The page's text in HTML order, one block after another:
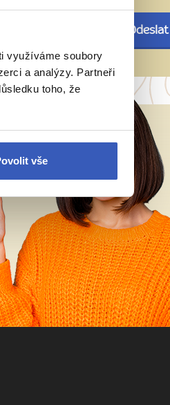
využíváme soubory
a analýzy. Partneři
toho, že
vše
Odeslat